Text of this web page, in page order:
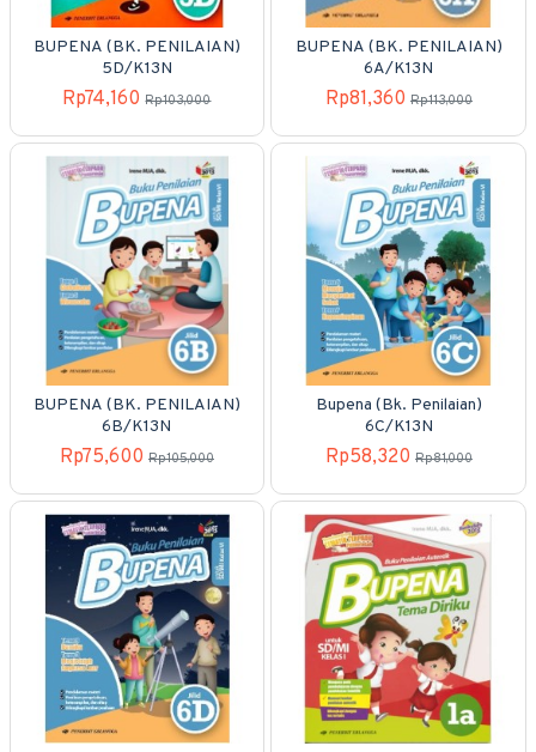
BUPENA (BK. PENILAIAN)
5D/K13N
Rp74,160 Rp103,000
BUPENA (BK. PENILAIAN)
6A/K13N
Rp81,360 Rp113,000
BUPENA (BK. PENILAIAN)
6B/K13N
Rp75,600 Rp105,000
Bupena (Bk. Penilaian)
6C/K13N
Rp58,320 Rp81,000